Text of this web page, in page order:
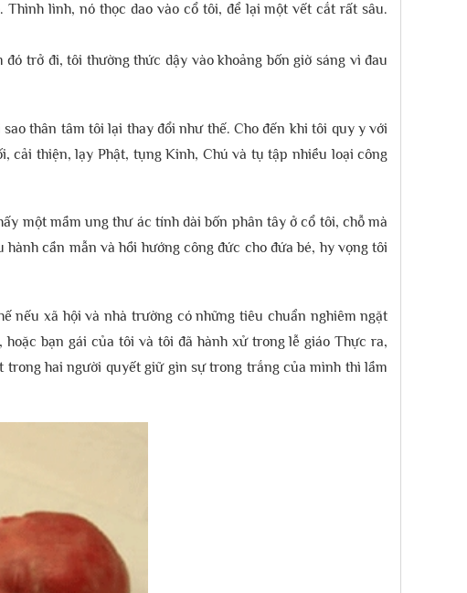
lình, nó thọc dao vào cổ tôi, để lại một vết cắt rất sâu.
trở đi, tôi thường thức dậy vào khoảng bốn giờ sáng vì đau
thân tâm tôi lại thay đổi như thế. Cho đến khi tôi quy y với
cải thiện, lạy Phật, tụng Kinh, Chú và tụ tập nhiều loại công
một mầm ung thư ác tính dài bốn phân tây ở cổ tôi, chỗ mà
cần mẫn và hồi hướng công đức cho đứa bé, hy vọng tôi
nếu xã hội và nhà trường có những tiêu chuẩn nghiêm ngặt
bạn gái của tôi và tôi đã hành xử trong lễ giáo Thực ra,
trong hai người quyết giữ gìn sự trong trắng của mình thì lầm